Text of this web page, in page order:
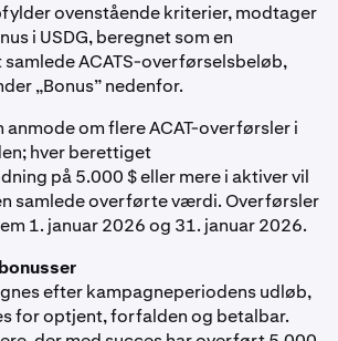
ovenstående kriterier, modtager
i USDG, beregnet som en
ACATS-overførselsbeløb,
„Bonus” nedenfor.
anmode om flere ACAT-overførsler i
hver berettiget
på 5.000 $ eller mere i aktiver vil
samlede overførte værdi. Overførsler
1. januar 2026 og 31. januar 2026.
efter kampagneperiodens udløb,
for optjent, forfalden og betalbar.